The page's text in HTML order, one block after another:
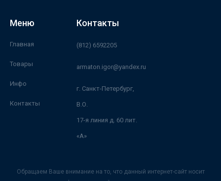
Меню
Главная
Товары
Инфо
Контакты
Контакты
(812) 6592205
armaton.igor@yandex.ru
г. Санкт-Петербург,
В.О.
17-я линия д. 60 лит.
«А»
Обращаем Ваше внимание на то, что данный интернет-сайт носит